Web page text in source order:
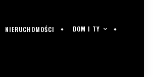
NIERUCHOMOŚCI
DOM I TY